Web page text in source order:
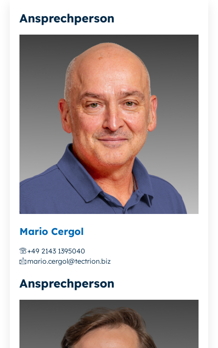
Ansprechperson
Mario Cergol
+49 2143 1395040
mario.cergol@tectrion.biz
Ansprechperson